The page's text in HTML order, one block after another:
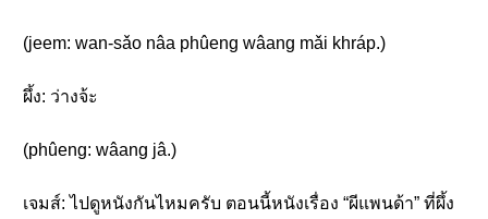
(jeem: wan-sǎo nâa phûeng wâang mǎi khráp.)
ผึ้ง: ว่างจ้ะ
(phûeng: wâang jâ.)
เจมส์: ไปดูหนังกันไหมครับ ตอนนี้หนังเรื่อง “ผีแพนด้า” ที่ผึ้ง